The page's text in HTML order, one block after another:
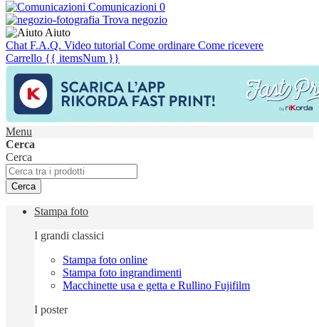
Comunicazioni 0
Trova negozio
Aiuto
Chat F.A.Q. Video tutorial Come ordinare Come ricevere
Carrello {{ itemsNum }}
Menu
Cerca
Cerca
Cerca
Stampa foto
I grandi classici
Stampa foto online
Stampa foto ingrandimenti
Macchinette usa e getta e Rullino Fujifilm
I poster